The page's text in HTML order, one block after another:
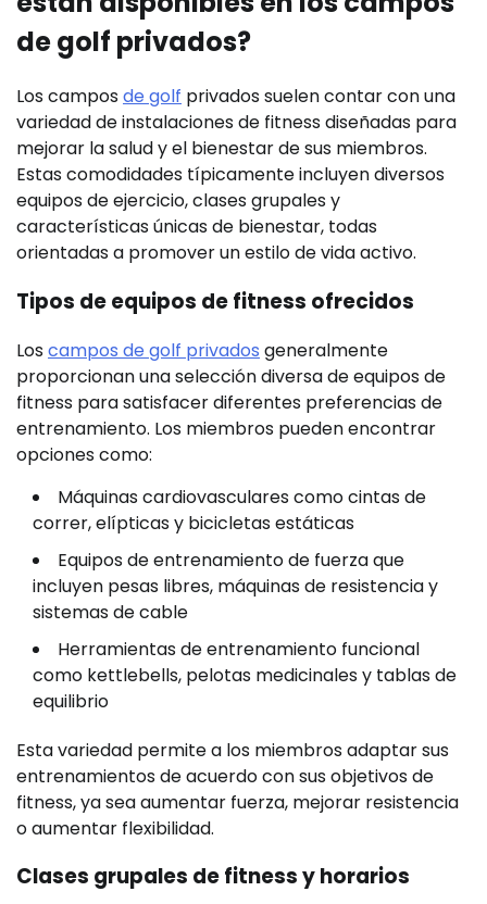
de golf privados?
Los camposde golf privados suelen contar con una
variedad de instalaciones de fitness diseñadas para
mejorar la salud y el bienestar de sus miembros.
Estas comodidades típicamente incluyen diversos
equipos de ejercicio, clases grupales y
características únicas de bienestar, todas
orientadas a promover un estilo de vida activo.
Tipos de equipos de fitness ofrecidos
Loscampos de golf privados generalmente
proporcionan una selección diversa de equipos de
fitness para satisfacer diferentes preferencias de
entrenamiento. Los miembros pueden encontrar
opciones como:
Máquinas cardiovasculares como cintas de
correr, elípticas y bicicletas estáticas
Equipos de entrenamiento de fuerza que
incluyen pesas libres, máquinas de resistencia y
sistemas de cable
Herramientas de entrenamiento funcional
como kettlebells, pelotas medicinales y tablas de
equilibrio
Esta variedad permite a los miembros adaptar sus
entrenamientos de acuerdo con sus objetivos de
fitness, ya sea aumentar fuerza, mejorar resistencia
o aumentar flexibilidad.
Clases grupales de fitness y horarios